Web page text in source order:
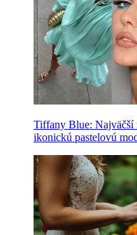
Tiffany Blue: Najväčší
ikonickú pastelovú